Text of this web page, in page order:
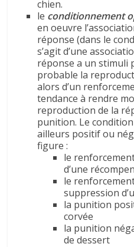
chien.
le conditionnement
en oeuvre
réponse (dans le
s’agit d’une
réponse a un stimuli
probable la
alors d’un
tendance à rendre
reproduction de la
punition. Le
ailleurs positif ou
figure :
le
d’une
le
suppression
la punition
corvée
la punition
de dessert